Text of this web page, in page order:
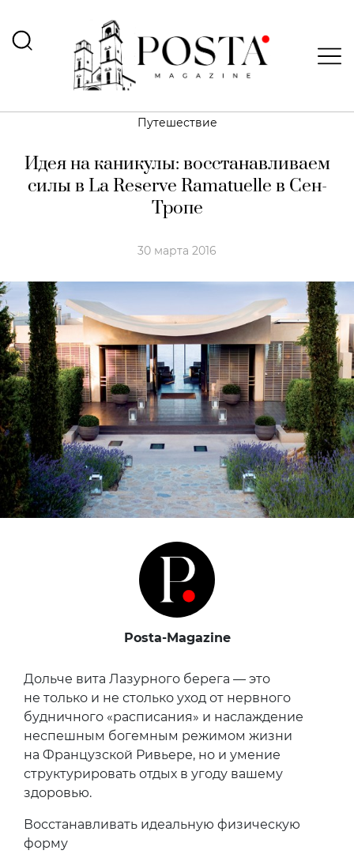
Путешествие
Идея на каникулы: восстанавливаем
силы в La Reserve Ramatuelle в Сен-
Тропе
30 марта 2016
Posta-Magazine
Дольче вита Лазурного берега — это
не только и не столько уход от нервного
будничного «расписания» и наслаждение
неспешным богемным режимом жизни
на Французской Ривьере, но и умение
структурировать отдых в угоду вашему
здоровью.
Восстанавливать идеальную физическую
форму